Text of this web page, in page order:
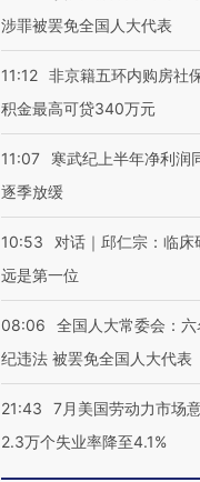
涉罪被罢免全国人大代表
11:12 非京籍五环内购房社
积金最高可贷340万元
11:07
寒武纪上半年净利润
逐季放缓
10:53
对话｜邱仁宗：临
远是第一位
08:06
全国人大常委会：
纪违法 被罢免全国人大代表
21:43
7月美国劳动力市场
2.3万个失业率降至4.1%